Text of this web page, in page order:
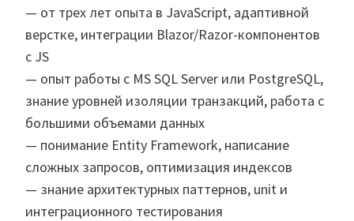
— от трех лет опыта в JavaScript, адаптивной
верстке, интеграции Blazor/Razor-компонентов
с JS
— опыт работы с MS SQL Server или PostgreSQL,
знание уровней изоляции транзакций, работа с
большими объемами данных
— понимание Entity Framework, написание
сложных запросов, оптимизация индексов
— знание архитектурных паттернов, unit и
интеграционного тестирования